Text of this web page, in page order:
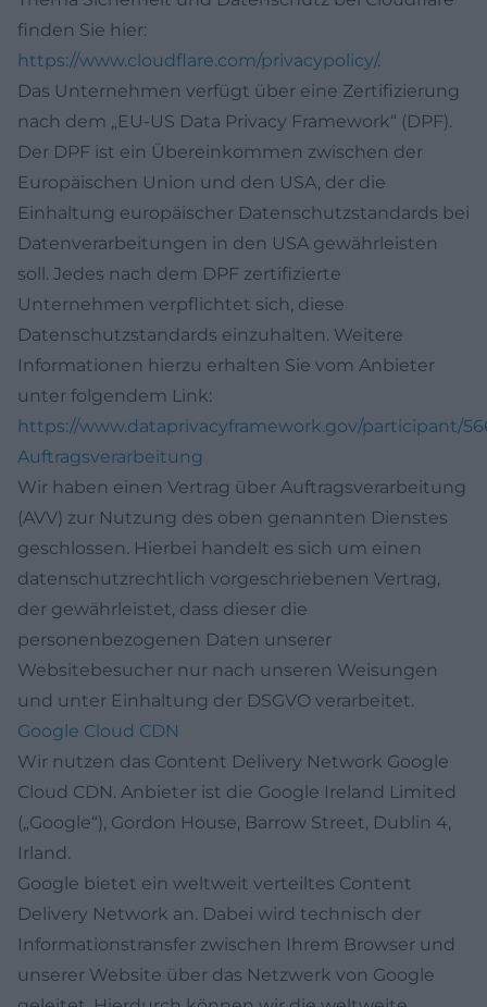
finden Sie hier:
https://www.cloudflare.com/privacypolicy/.
Das Unternehmen verfügt über eine Zertifizierung
nach dem „EU-US Data Privacy Framework“ (DPF).
Der DPF ist ein Übereinkommen zwischen der
Europäischen Union und den USA, der die
Einhaltung europäischer Datenschutzstandards bei
Datenverarbeitungen in den USA gewährleisten
soll. Jedes nach dem DPF zertifizierte
Unternehmen verpflichtet sich, diese
Datenschutzstandards einzuhalten. Weitere
Informationen hierzu erhalten Sie vom Anbieter
unter folgendem Link:
https://www.dataprivacyframework.gov/participant/
Auftragsverarbeitung
Wir haben einen Vertrag über Auftragsverarbeitung
(AVV) zur Nutzung des oben genannten Dienstes
geschlossen. Hierbei handelt es sich um einen
datenschutzrechtlich vorgeschriebenen Vertrag,
der gewährleistet, dass dieser die
personenbezogenen Daten unserer
Websitebesucher nur nach unseren Weisungen
und unter Einhaltung der DSGVO verarbeitet.
Google Cloud CDN
Wir nutzen das Content Delivery Network Google
Cloud CDN. Anbieter ist die Google Ireland Limited
(„Google“), Gordon House, Barrow Street, Dublin 4,
Irland.
Google bietet ein weltweit verteiltes Content
Delivery Network an. Dabei wird technisch der
Informationstransfer zwischen Ihrem Browser und
unserer Website über das Netzwerk von Google